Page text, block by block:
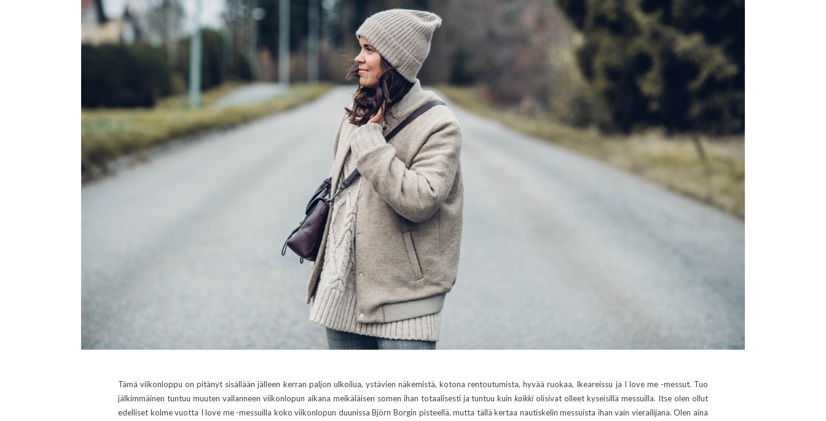
Tämä viikonloppu on pitänyt sisällään jälleen kerran paljon ulkoilua, ystävien näkemistä, kotona rentoutumista, hyvää ruokaa, Ikeareissu ja I love me -messut. Tuo
jälkimmäinen tuntuu muuten vallanneen viikonlopun aikana meikäläisen somen ihan totaalisesti ja tuntuu kuinkaikki olisivat olleet kyseisillä messuilla. Itse olen ollut
edelliset kolme vuotta I love me -messuilla koko viikonlopun duunissa Björn Borgin pisteellä, mutta tällä kertaa nautiskelin messuista ihan vain vierailijana. Olen aina